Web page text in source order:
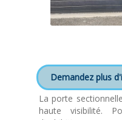
Demandez plus
La porte
haute visibilité.